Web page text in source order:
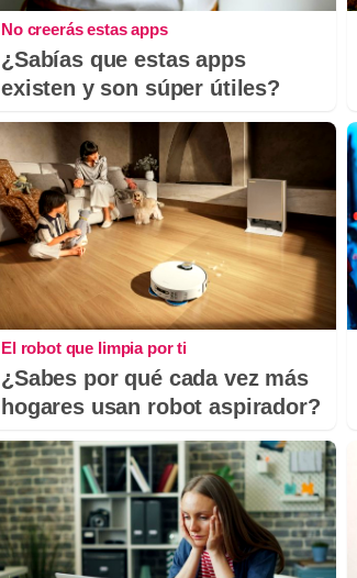
No creerás estas apps
¿Sabías que estas apps
existen y son súper útiles?
El robot que limpia por ti
¿Sabes por qué cada vez más
hogares usan robot aspirador?